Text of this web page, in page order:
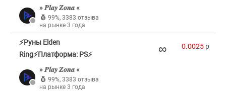
» 𝑷𝒍𝒂𝒚 𝒁𝒐𝒏𝒂 «
99%, 3383 отзыва
на рынке 3 года
⚡Руны Elden
Ring⚡Платформа: PS⚡
» 𝑷𝒍𝒂𝒚 𝒁𝒐𝒏𝒂 «
99%, 3383 отзыва
на рынке 3 года
∞ 0.0025 p